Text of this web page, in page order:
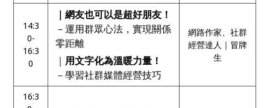
14:3
0-
16:3
0
｜網友也可以是超好朋友！
－運用群眾心法，實現關係
零距離
｜ 用文字化為溫暖力量！
－學習社群媒體經營技巧
網路作家、社群
經營達人｜冒牌
生
16:3